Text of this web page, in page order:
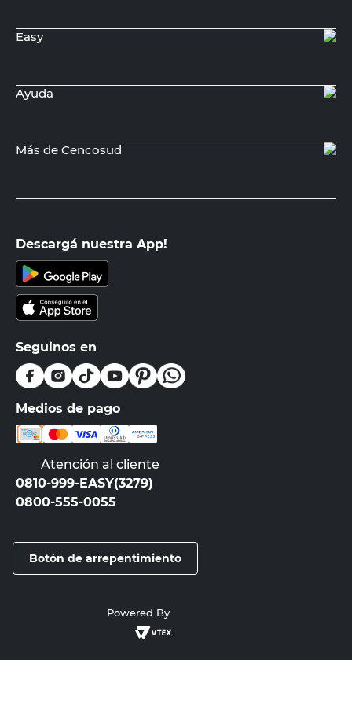
Easy
Ayuda
Más de Cencosud
Descargá nuestra App!
Seguinos en
Medios de pago
Atención al cliente
0810-999-EASY(3279)
0800-555-0055
Botón de arrepentimiento
Powered By